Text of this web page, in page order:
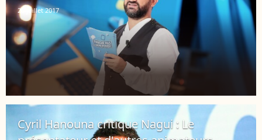
20 juillet 2017
Cyril Hanouna critique Nagui : Le